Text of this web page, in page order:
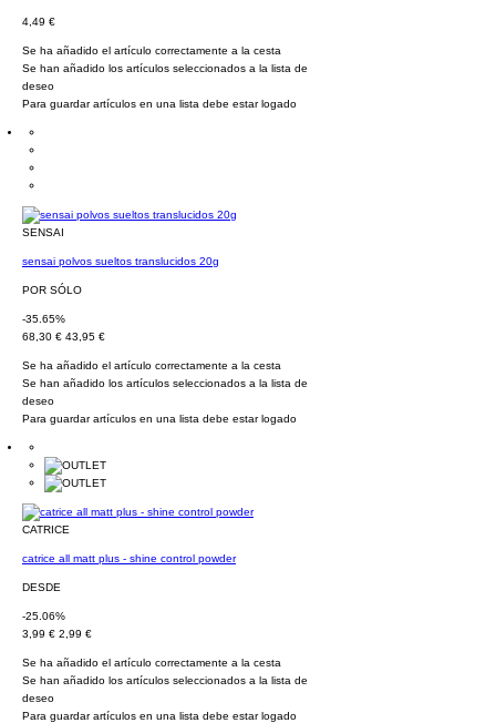
4,49 €
Se ha añadido el artículo correctamente a la cesta
Se han añadido los artículos seleccionados a la lista de
deseo
Para guardar artículos en una lista debe estar logado
SENSAI
sensai polvos sueltos translucidos 20g
POR SÓLO
-35.65%
68,30 € 43,95 €
Se ha añadido el artículo correctamente a la cesta
Se han añadido los artículos seleccionados a la lista de
deseo
Para guardar artículos en una lista debe estar logado
CATRICE
catrice all matt plus - shine control powder
DESDE
-25.06%
3,99 € 2,99 €
Se ha añadido el artículo correctamente a la cesta
Se han añadido los artículos seleccionados a la lista de
deseo
Para guardar artículos en una lista debe estar logado